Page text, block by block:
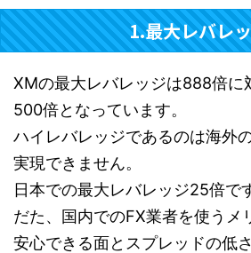
1.最大レバレ
XMの最大レバレッジは888倍に
500倍となっています。
ハイレバレッジであるのは海外
実現できません。
日本での最大レバレッジ25倍で
だた、国内でのFX業者を使うメ
安心できる面とスプレッドの低